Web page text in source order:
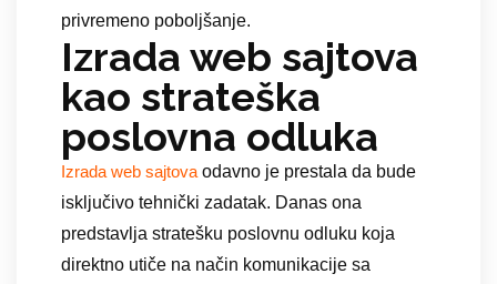
privremeno poboljšanje.
Izrada web sajtova
kao strateška
poslovna odluka
Izrada web sajtova odavno je prestala da bude
isključivo tehnički zadatak. Danas ona
predstavlja stratešku poslovnu odluku koja
direktno utiče na način komunikacije sa